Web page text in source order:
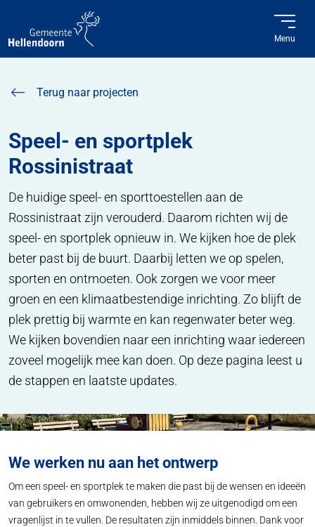
Menu
Terug naar projecten
Speel- en sportplek
Rossinistraat
De huidige speel- en sporttoestellen aan de
Rossinistraat zijn verouderd. Daarom richten wij de
speel- en sportplek opnieuw in. We kijken hoe de plek
beter past bij de buurt. Daarbij letten we op spelen,
sporten en ontmoeten. Ook zorgen we voor meer
groen en een klimaatbestendige inrichting. Zo blijft de
plek prettig bij warmte en kan regenwater beter weg.
We kijken bovendien naar een inrichting waar iedereen
zoveel mogelijk mee kan doen. Op deze pagina leest u
de stappen en laatste updates.
We werken nu aan het ontwerp
Om een speel- en sportplek te maken die past bij de wensen en ideeën
van gebruikers en omwonenden, hebben wij ze uitgenodigd om een
vragenlijst in te vullen. De resultaten zijn inmiddels binnen. Dank voor